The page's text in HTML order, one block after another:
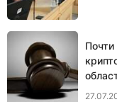
Почти